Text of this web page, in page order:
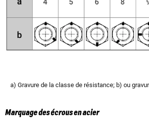
a) Gravure de la classe de résistance; b) ou
Marquage des écrous en acier